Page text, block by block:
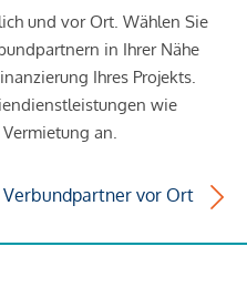
und vor Ort. Wählen Sie
in Ihrer Nähe
Ihres Projekts.
wie
an.
Verbundpartner vor Ort